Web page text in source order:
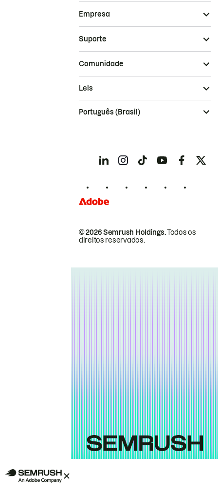
Empresa
Suporte
Comunidade
© 2026 Semrush Holdings.Todos os
direitos reservados.
Leis
Português (Brasil)